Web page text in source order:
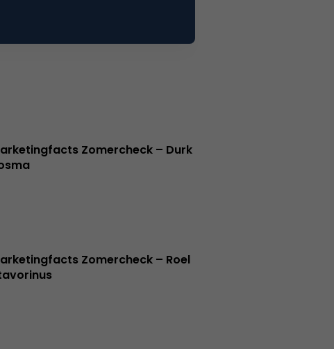
Zomercheck – Durk
Zomercheck – Roel